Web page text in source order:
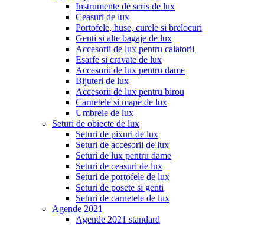
Instrumente de scris de lux
Ceasuri de lux
Portofele, huse, curele si brelocuri
Genti si alte bagaje de lux
Accesorii de lux pentru calatorii
Esarfe si cravate de lux
Accesorii de lux pentru dame
Bijuteri de lux
Accesorii de lux pentru birou
Carnetele si mape de lux
Umbrele de lux
Seturi de obiecte de lux
Seturi de pixuri de lux
Seturi de accesorii de lux
Seturi de lux pentru dame
Seturi de ceasuri de lux
Seturi de portofele de lux
Seturi de posete si genti
Seturi de carnetele de lux
Agende 2021
Agende 2021 standard